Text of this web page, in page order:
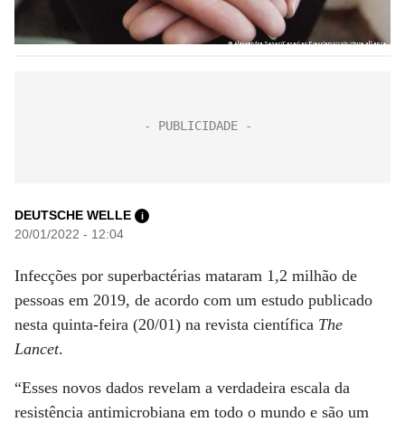
DEUTSCHE WELLE i
20/01/2022 - 12:04
Infecções por superbactérias mataram 1,2 milhão de
pessoas em 2019, de acordo com um estudo publicado
nesta quinta-feira (20/01) na revista científica The
Lancet.
“Esses novos dados revelam a verdadeira escala da
resistência antimicrobiana em todo o mundo e são um